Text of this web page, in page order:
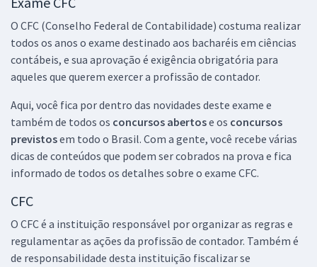
O CFC (Conselho Federal de Contabilidade) costuma realizar
todos os anos o exame destinado aos bacharéis em ciências
contábeis, e sua aprovação é exigência obrigatória para
aqueles que querem exercer a profissão de contador.
Aqui, você fica por dentro das novidades deste exame e
também de todos os concursos abertose os concursos
previstosem todo o Brasil. Com a gente, você recebe várias
dicas de conteúdos que podem ser cobrados na prova e fica
informado de todos os detalhes sobre o exame CFC.
CFC
O CFC é a instituição responsável por organizar as regras e
regulamentar as ações da profissão de contador. Também é
de responsabilidade desta instituição fiscalizar se